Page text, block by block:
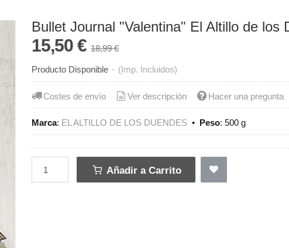
Bullet Journal "Valentina" El Altillo de los
15,50 €18,99 €
Producto Disponible - (Imp. Incluidos)
Costes de envío Ver descripción Hacer una pregunta
Marca: EL ALTILLO DE LOS DUENDES • Peso:500 g
Añadir a Carrito